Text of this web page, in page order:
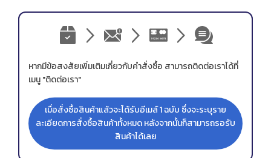
หากมีข้อสงสัยเพิ่มเติมเกี่ยวกับคำสั่งซื้อ สามารถติดต่อเราได้ที่
เมนู"ติดต่อเรา"
เมื่อสั่งซื้อสินค้าแล้วจะได้รับอีเมล์ 1 ฉบับ ซึ่งจะระบุราย
ละเอียดการสั่งซื้อสินค้าทั้งหมด หลังจากนั้นก็สามารถรอรับ
สินค้าได้เลย